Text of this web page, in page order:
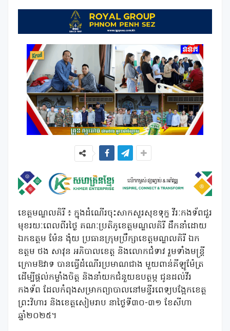
ខេត្តមណ្ឌលគិរី ៖ ក្នុងដំណើរចុះសាកសួរសុខទុក្ខ វីរៈកងទ័ពជួរ
មុខរយៈពេលពីរថ្ងៃ គណៈប្រតិភូខេត្តមណ្ឌលគិរី ដឹកនាំដោយ
ឯកឧត្តម ម៉ែន ង៉ុយ ប្រធានក្រុមប្រឹក្សាខេត្តមណ្ឌលគិរី ឯក
ឧត្តម ថង សាវុន អភិបាលខេត្ត និងលោកជំទាវ រួមទាំងមន្រ្តី
ក្រោមឱវាទ បានធ្វើដំណើរប្រមាណជាង មួយពាន់គីឡូម៉ែត្រ
ដើម្បីផ្តល់កម្លាំងចិត្ត និងនាំយកជំនួយឧបត្ថម្ភ ជូនដល់វីរ
កងទ័ព ដែលកំពុងសម្រាកព្យាបាលនៅមន្ទីរពេទ្យបង្អែកខេត្ត
ព្រះវិហារ និងខេត្តសៀមរាប នាថ្ងៃទី៣០-៣១ ខែសីហា
ឆ្នាំ២០២៥។